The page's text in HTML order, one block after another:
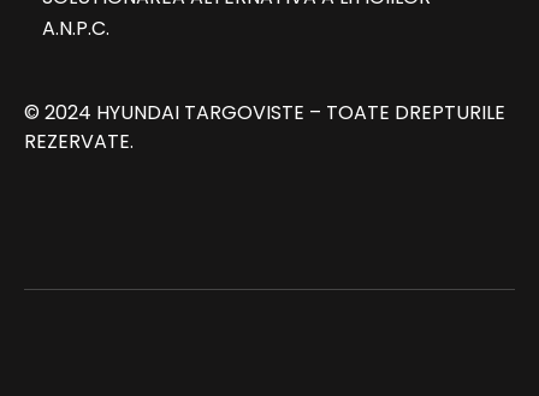
A.N.P.C.
© 2024 HYUNDAI TARGOVISTE – TOATE DREPTURILE
REZERVATE.